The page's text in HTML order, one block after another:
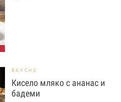
ВКУСНО
Кисело мляко с ананас и
бадеми